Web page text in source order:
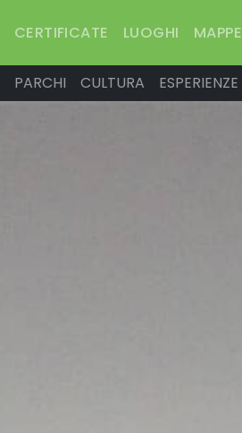
CERTIFICATE LUOGHI MAPPE
PARCHI CULTURA ESPERIENZE